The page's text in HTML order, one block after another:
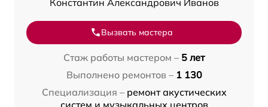
Вызвать мастера
Стаж работы мастером – 5 лет
Выполнено ремонтов – 1 130
Специализация – ремонт акустических
систем и музыкальных центров